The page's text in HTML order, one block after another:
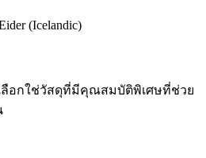
ลือกใช่วัสดุที่มีคุณสมบัติพิเศษที่ช่วย